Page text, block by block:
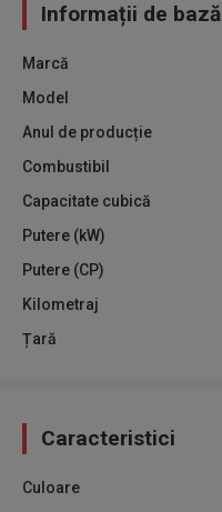
Informații de bază
Marcă
Model
Anul de producție
Combustibil
Capacitate cubică
Putere (kW)
Putere (CP)
Kilometraj
Țară
Caracteristici
Culoare